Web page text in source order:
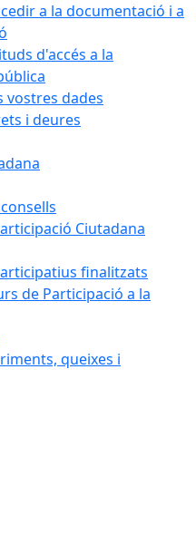
a la documentació i a
d'accés a la
vostres dades
i deures
Ciutadana
finalitzats
de Participació a la
queixes i